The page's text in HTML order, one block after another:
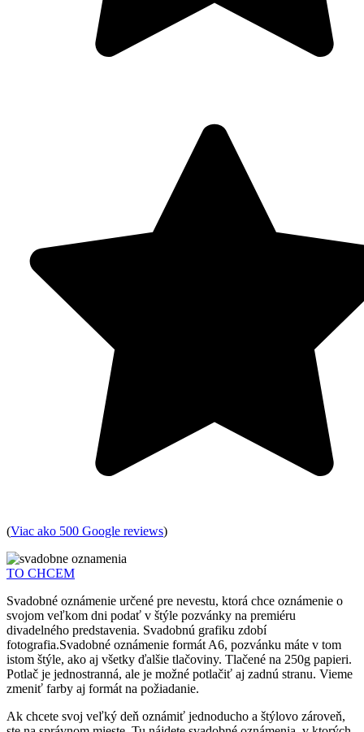
(Viac ako 500 Google reviews)
TO CHCEM
Svadobné oznámenie určené pre nevestu, ktorá chce oznámenie o
svojom veľkom dni podať v štýle pozvánky na premiéru
divadelného predstavenia. Svadobnú grafiku zdobí
fotografia.Svadobné oznámenie formát A6, pozvánku máte v tom
istom štýle, ako aj všetky ďalšie tlačoviny. Tlačené na 250g papieri.
Potlač je jednostranná, ale je možné potlačiť aj zadnú stranu. Vieme
zmeniť farby aj formát na požiadanie.
Ak chcete svoj veľký deň oznámiť jednoducho a štýlovo zároveň,